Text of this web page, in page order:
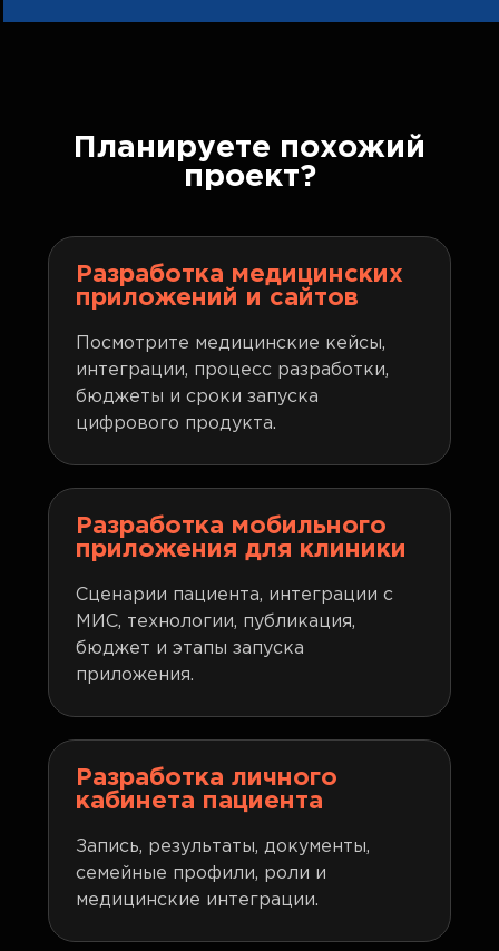
Планируете похожий
проект?
Разработка медицинских
приложений и сайтов
Посмотрите медицинские кейсы,
интеграции, процесс разработки,
бюджеты и сроки запуска
цифрового продукта.
Разработка мобильного
приложения для клиники
Сценарии пациента, интеграции с
МИС, технологии, публикация,
бюджет и этапы запуска
приложения.
Разработка личного
кабинета пациента
Запись, результаты, документы,
семейные профили, роли и
медицинские интеграции.